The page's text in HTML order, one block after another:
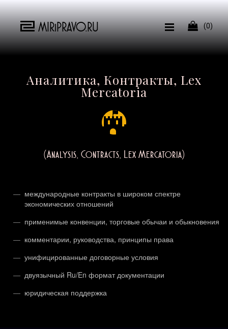
MIRiPRAVO.RU  (0)
Аналитика, Контракты, Lex
Mercatoria
(Analysis, Contracts, Lex Mercatoria)
международные контракты в широком спектре
экономических отношений
применимые конвенции, торговые обычаи и обыкновения
комментарии, руководства, принципы права
унифицированные договорные условия
двуязычный Ru/En формат документации
юридическая поддержка